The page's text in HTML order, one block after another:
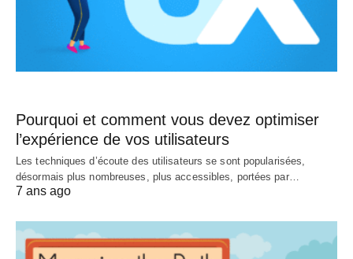
Pourquoi et comment vous devez optimiser
l’expérience de vos utilisateurs
Les techniques d’écoute des utilisateurs se sont popularisées,
désormais plus nombreuses, plus accessibles, portées par…
7 ans ago